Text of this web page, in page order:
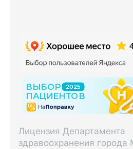
Лицензия Департамента
здравоохранения города